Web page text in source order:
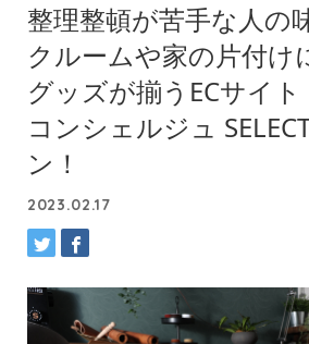
整理整頓が苦手な人の
クルームや家の片付け
グッズが揃うECサイト
コンシェルジュ
ン！
2023.02.17